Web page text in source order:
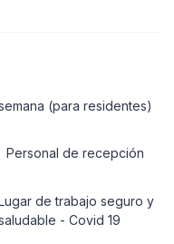
(para residentes)
Personal de recepción
de trabajo seguro y
- Covid 19